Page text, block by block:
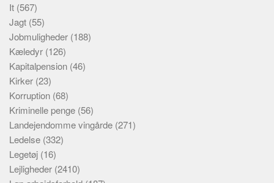
It (567)
Jagt (55)
Jobmuligheder (188)
Kæledyr (126)
Kapitalpension (46)
Kirker (23)
Korruption (68)
Kriminelle penge (56)
Landejendomme vingårde (271)
Ledelse (332)
Legetøj (16)
Lejligheder (2410)